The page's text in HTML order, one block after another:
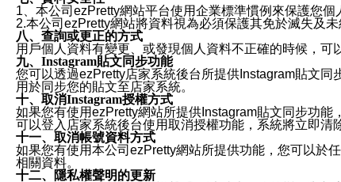
1、本公司ezPretty網站平台使用企業標準慣例來保護您
2.本公司ezPretty網站將資料視為必須保護其免於滅失及
八、查詢或更正的方式
用戶個人資料有變更、或發現個人資料不正確的時候，可
九、Instagram貼文同步功能
您可以透過ezPretty店家系統後台所提供Instagram貼文
用於同步您的貼文至店家系統。
十、取消Instagram授權方式
如果您有使用ezPretty網站所提供Instagram貼文同步功
可以登入店家系統後台使用取消授權功能，系統將立即清
十一、取消帳號資料方式
如果您有使用本公司ezPretty網站所提供功能，您可以於
相關資料。
十二、隱私權聲明的更新